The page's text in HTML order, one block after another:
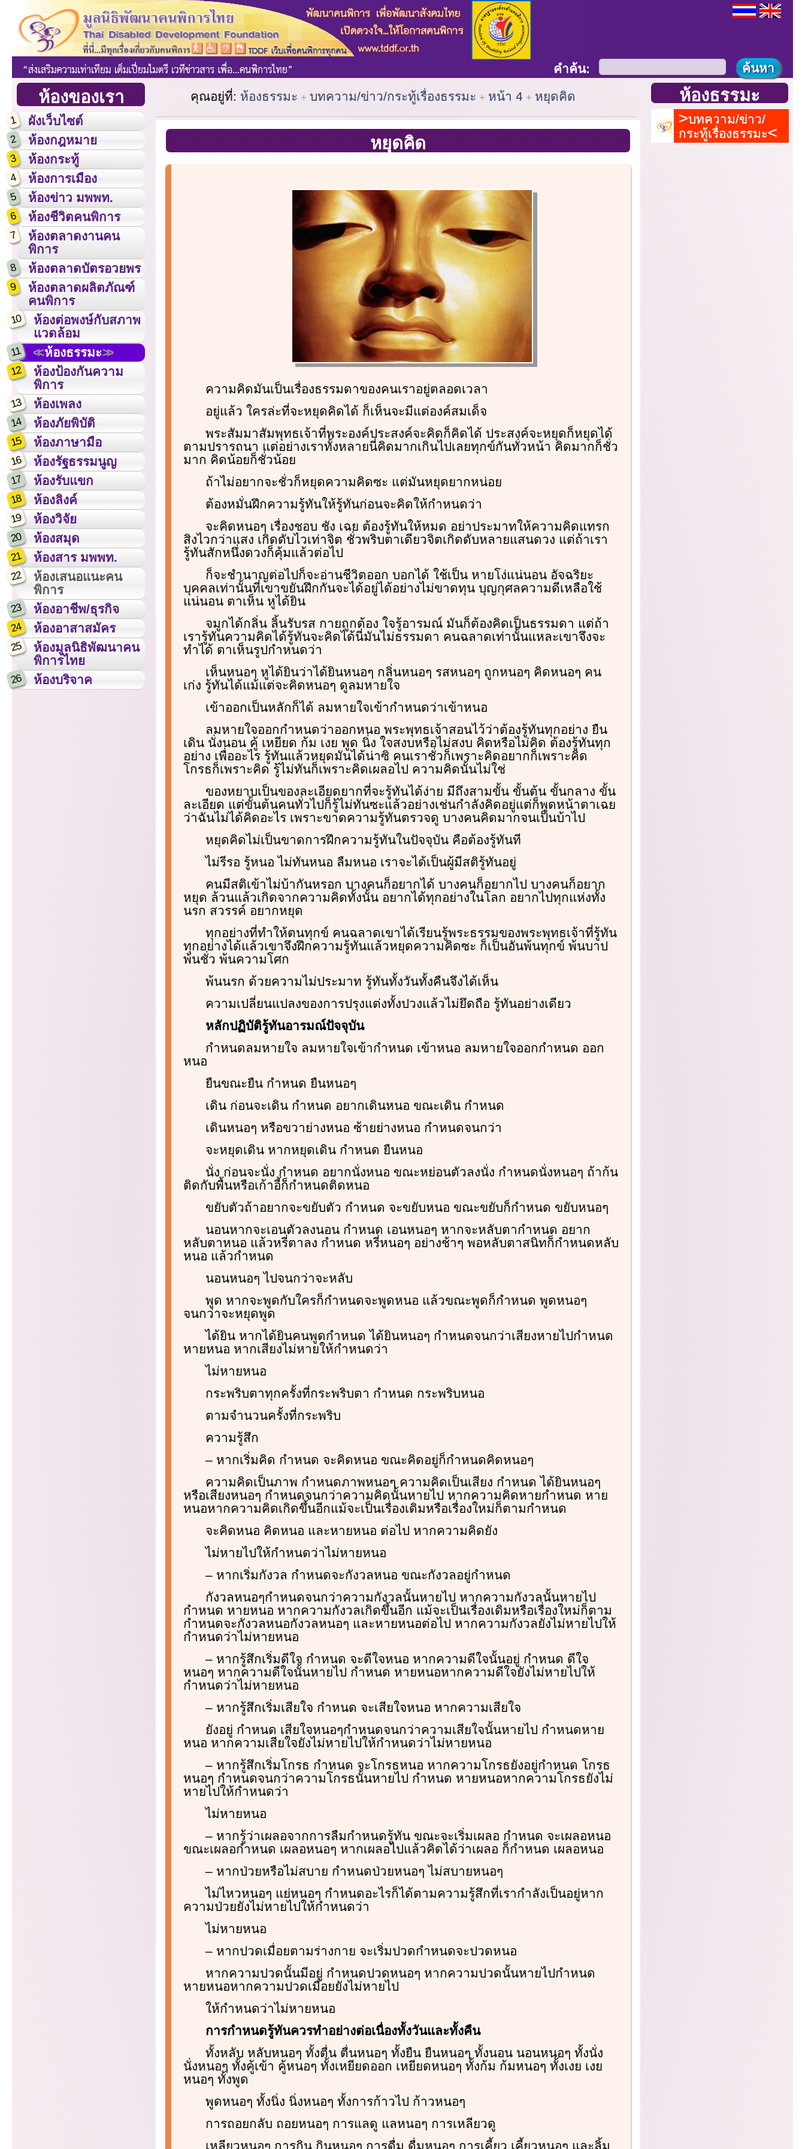
ห้องของเรา
1 ผังเว็บไซต์
2 ห้องกฎหมาย
3 ห้องกระทู้
4 ห้องการเมือง
5 ห้องข่าว มพพท.
6 ห้องชีวิตคนพิการ
7
ห้องตลาดงานคน
พิการ
8 ห้องตลาดบัตรอวยพร
9
ห้องตลาดผลิตภัณฑ์
คนพิการ
10
ห้องต่อพงษ์กับสภาพ
แวดล้อม
11 ห้องธรรมะ
12
ห้องป้องกันความ
พิการ
13 ห้องเพลง
14 ห้องภัยพิบัติ
15 ห้องภาษามือ
16 ห้องรัฐธรรมนูญ
17 ห้องรับแขก
18 ห้องลิงค์
19 ห้องวิจัย
20 ห้องสมุด
21 ห้องสาร มพพท.
22
ห้องเสนอแนะคน
พิการ
23 ห้องอาชีพ/ธุรกิจ
24 ห้องอาสาสมัคร
25
ห้องมูลนิธิพัฒนาคน
พิการไทย
26 ห้องบริจาค
คำค้น:
คุณอยู่ที่: ห้องธรรมะ บทความ/ข่าว/กระทู้เรื่องธรรมะ หน้า 4 หยุดคิด
หยุดคิด
ความคิดมันเป็นเรื่องธรรมดาของคนเราอยู่ตลอดเวลา
อยู่แล้ว ใครล่ะที่จะหยุดคิดได้ ก็เห็นจะมีแต่องค์สมเด็จ
พระสัมมาสัมพุทธเจ้าที่พระองค์ประสงค์จะคิดก็คิดได้ ประสงค์จะหยุดก็หยุดได้
ตามปรารถนา แต่อย่างเราทั้งหลายนี่คิดมากเกินไปเลยทุกข์กันทั่วหน้า คิดมากก็ชั่ว
มาก คิดน้อยก็ชั่วน้อย
ถ้าไม่อยากจะชั่วก็หยุดความคิดซะ แต่มันหยุดยากหน่อย
ต้องหมั่นฝึกความรู้ทันให้รู้ทันก่อนจะคิดให้กำหนดว่า
จะคิดหนอๆ เรื่องชอบ ชัง เฉย ต้องรู้ทันให้หมด อย่าประมาทให้ความคิดแทรก
สิงไวกว่าแสง เกิดดับไวเท่าจิต ชั่วพริบตาเดียวจิตเกิดดับหลายแสนดวง แต่ถ้าเรา
รู้ทันสักหนึ่งดวงก็คุ้มแล้วต่อไป
ก็จะชำนาญต่อไปก็จะอ่านชีวิตออก บอกได้ ใช้เป็น หายโง่แน่นอน อัจฉริยะ
บุคคลเท่านั้นที่เขาขยันฝึกกันจะได้อยู่ได้อย่างไม่ขาดทุน บุญกุศลความดีเหลือใช้
แน่นอน ตาเห็น หูได้ยิน
จมูกได้กลิ่น ลิ้นรับรส กายถูกต้อง ใจรู้อารมณ์ มันก็ต้องคิดเป็นธรรมดา แต่ถ้า
เรารู้ทันความคิดได้รู้ทันจะคิดได้นี่มันไม่ธรรมดา คนฉลาดเท่านั้นแหละเขาจึงจะ
ทำได้ ตาเห็นรูปกำหนดว่า
เห็นหนอๆ หูได้ยินว่าได้ยินหนอๆ กลิ่นหนอๆ รสหนอๆ ถูกหนอๆ คิดหนอๆ คน
เก่ง รู้ทันได้แม้แต่จะคิดหนอๆ ดูลมหายใจ
เข้าออกเป็นหลักก็ได้ ลมหายใจเข้ากำหนดว่าเข้าหนอ
ลมหายใจออกกำหนดว่าออกหนอ พระพุทธเจ้าสอนไว้ว่าต้องรู้ทันทุกอย่าง ยืน
เดิน นั่งนอน คู้ เหยียด ก้ม เงย พูด นิ่ง ใจสงบหรือไม่สงบ คิดหรือไม่คิด ต้องรู้ทันทุก
อย่าง เพื่ออะไร รู้ทันแล้วหยุดมันได้น่าซิ คนเราชั่วก็เพราะคิดอยากก็เพราะคิด
โกรธก็เพราะคิด รู้ไม่ทันก็เพราะคิดเผลอไป ความคิดนั้นไม่ใช่
ของหยาบเป็นของละเอียดยากที่จะรู้ทันได้ง่าย มีถึงสามขั้น ขั้นต้น ขั้นกลาง ขั้น
ละเอียด แต่ขั้นต้นคนทั่วไปก็รู้ไม่ทันซะแล้วอย่างเช่นกำลังคิดอยู่แต่ก็พูดหน้าตาเฉย
ว่าฉันไม่ได้คิดอะไร เพราะขาดความรู้ทันตรวจดู บางคนคิดมากจนเป็นบ้าไป
หยุดคิดไม่เป็นขาดการฝึกความรู้ทันในปัจจุบัน คือต้องรู้ทันที
ไม่รีรอ รู้หนอ ไม่ทันหนอ ลืมหนอ เราจะได้เป็นผู้มีสติรู้ทันอยู่
คนมีสติเข้าไม่บ้ากันหรอก บางคนก็อยากได้ บางคนก็อยากไป บางคนก็อยาก
หยุด ล้วนแล้วเกิดจากความคิดทั้งนั้น อยากได้ทุกอย่างในโลก อยากไปทุกแห่งทั้ง
นรก สวรรค์ อยากหยุด
ทุกอย่างที่ทำให้ตนทุกข์ คนฉลาดเขาได้เรียนรู้พระธรรมของพระพุทธเจ้าที่รู้ทัน
ทุกอย่างได้แล้วเขาจึงฝึกความรู้ทันแล้วหยุดความคิดซะ ก็เป็นอันพ้นทุกข์ พ้นบาป
พ้นชั่ว พ้นความโศก
พ้นนรก ด้วยความไม่ประมาท รู้ทันทั้งวันทั้งคืนจึงได้เห็น
ความเปลี่ยนแปลงของการปรุงแต่งทั้งปวงแล้วไม่ยึดถือ รู้ทันอย่างเดียว
หลักปฏิบัติรู้ทันอารมณ์ปัจจุบัน
กำหนดลมหายใจ ลมหายใจเข้ากำหนด เข้าหนอ ลมหายใจออกกำหนด ออก
หนอ
ยืนขณะยืน กำหนด ยืนหนอๆ
เดิน ก่อนจะเดิน กำหนด อยากเดินหนอ ขณะเดิน กำหนด
เดินหนอๆ หรือขวาย่างหนอ ซ้ายย่างหนอ กำหนดจนกว่า
จะหยุดเดิน หากหยุดเดิน กำหนด ยืนหนอ
นั่ง ก่อนจะนั่ง กำหนด อยากนั่งหนอ ขณะหย่อนตัวลงนั่ง กำหนดนั่งหนอๆ ถ้าก้น
ติดกับพื้นหรือเก้าอี้ก็กำหนดติดหนอ
ขยับตัวถ้าอยากจะขยับตัว กำหนด จะขยับหนอ ขณะขยับก็กำหนด ขยับหนอๆ
นอนหากจะเอนตัวลงนอน กำหนด เอนหนอๆ หากจะหลับตากำหนด อยาก
หลับตาหนอ แล้วหรี่ตาลง กำหนด หรี่หนอๆ อย่างช้าๆ พอหลับตาสนิทก็กำหนดหลับ
หนอ แล้วกำหนด
นอนหนอๆ ไปจนกว่าจะหลับ
พูด หากจะพูดกับใครก็กำหนดจะพูดหนอ แล้วขณะพูดก็กำหนด พูดหนอๆ
จนกว่าจะหยุดพูด
ได้ยิน หากได้ยินคนพูดกำหนด ได้ยินหนอๆ กำหนดจนกว่าเสียงหายไปกำหนด
หายหนอ หากเสียงไม่หายให้กำหนดว่า
ไม่หายหนอ
กระพริบตาทุกครั้งที่กระพริบตา กำหนด กระพริบหนอ
ตามจำนวนครั้งที่กระพริบ
ความรู้สึก
– หากเริ่มคิด กำหนด จะคิดหนอ ขณะคิดอยู่ก็กำหนดคิดหนอๆ
ความคิดเป็นภาพ กำหนดภาพหนอๆ ความคิดเป็นเสียง กำหนด ได้ยินหนอๆ
หรือเสียงหนอๆ กำหนดจนกว่าความคิดนั้นหายไป หากความคิดหายกำหนด หาย
หนอหากความคิดเกิดขึ้นอีกแม้จะเป็นเรื่องเดิมหรือเรื่องใหม่ก็ตามกำหนด
จะคิดหนอ คิดหนอ และหายหนอ ต่อไป หากความคิดยัง
ไม่หายไปให้กำหนดว่าไม่หายหนอ
– หากเริ่มกังวล กำหนดจะกังวลหนอ ขณะกังวลอยู่กำหนด
กังวลหนอๆกำหนดจนกว่าความกังวลนั้นหายไป หากความกังวลนั้นหายไป
กำหนด หายหนอ หากความกังวลเกิดขึ้นอีก แม้จะเป็นเรื่องเดิมหรือเรื่องใหม่ก็ตาม
กำหนดจะกังวลหนอกังวลหนอๆ และหายหนอต่อไป หากความกังวลยังไม่หายไปให้
กำหนดว่าไม่หายหนอ
– หากรู้สึกเริ่มดีใจ กำหนด จะดีใจหนอ หากความดีใจนั้นอยู่ กำหนด ดีใจ
หนอๆ หากความดีใจนั้นหายไป กำหนด หายหนอหากความดีใจยังไม่หายไปให้
กำหนดว่าไม่หายหนอ
– หากรู้สึกเริ่มเสียใจ กำหนด จะเสียใจหนอ หากความเสียใจ
ยังอยู่ กำหนด เสียใจหนอๆกำหนดจนกว่าความเสียใจนั้นหายไป กำหนดหาย
หนอ หากความเสียใจยังไม่หายไปให้กำหนดว่าไม่หายหนอ
– หากรู้สึกเริ่มโกรธ กำหนด จะโกรธหนอ หากความโกรธยังอยู่กำหนด โกรธ
หนอๆ กำหนดจนกว่าความโกรธนั้นหายไป กำหนด หายหนอหากความโกรธยังไม่
หายไปให้กำหนดว่า
ไม่หายหนอ
– หากรู้ว่าเผลอจากการลืมกำหนดรู้ทัน ขณะจะเริ่มเผลอ กำหนด จะเผลอหนอ
ขณะเผลอกำหนด เผลอหนอๆ หากเผลอไปแล้วคิดได้ว่าเผลอ ก็กำหนด เผลอหนอ
– หากป่วยหรือไม่สบาย กำหนดป่วยหนอๆ ไม่สบายหนอๆ
ไม่ไหวหนอๆ แย่หนอๆ กำหนดอะไรก็ได้ตามความรู้สึกที่เรากำลังเป็นอยู่หาก
ความป่วยยังไม่หายไปให้กำหนดว่า
ไม่หายหนอ
– หากปวดเมื่อยตามร่างกาย จะเริ่มปวดกำหนดจะปวดหนอ
หากความปวดนั้นมีอยู่ กำหนดปวดหนอๆ หากความปวดนั้นหายไปกำหนด
หายหนอหากความปวดเมื่อยยังไม่หายไป
ให้กำหนดว่าไม่หายหนอ
การกำหนดรู้ทันควรทำอย่างต่อเนื่องทั้งวันและทั้งคืน
ทั้งหลับ หลับหนอๆ ทั้งตื่น ตื่นหนอๆ ทั้งยืน ยืนหนอๆ ทั้งนอน นอนหนอๆ ทั้งนั่ง
นั่งหนอๆ ทั้งคู้เข้า คู้หนอๆ ทั้งเหยียดออก เหยียดหนอๆ ทั้งก้ม ก้มหนอๆ ทั้งเงย เงย
หนอๆ ทั้งพูด
พูดหนอๆ ทั้งนิ่ง นิ่งหนอๆ ทั้งการก้าวไป ก้าวหนอๆ
การถอยกลับ ถอยหนอๆ การแลดู แลหนอๆ การเหลียวดู
เหลียวหนอๆ การกิน กินหนอๆ การดื่ม ดื่มหนอๆ การเคี้ยว เคี้ยวหนอๆ และลิ้ม
ห้องธรรมะ
บทความ/ข่าว/
กระทู้เรื่องธรรมะ